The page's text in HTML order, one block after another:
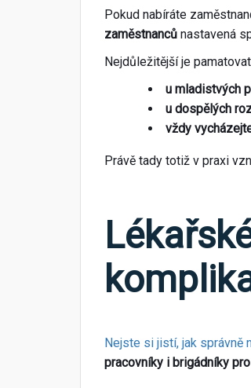
Pokud nabíráte
zaměstnanců nastavená
Nejdůležitější je
u mladistvých
u dospělých
vždy
Právě tady totiž v praxi
Nejste si jistí, jak správně
pracovníky i brigádníky